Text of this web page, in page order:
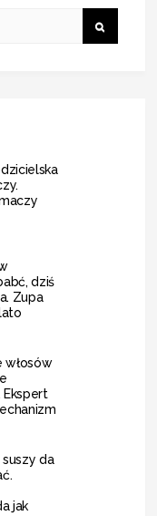
dziś
Zupa
włosów
Ekspert
da
jak